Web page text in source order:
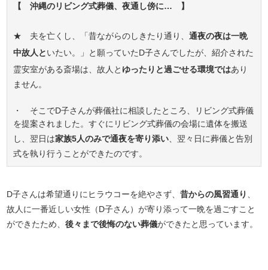
【 沖縄のリビング式葬儀、夜通し傍に… 】
★ 夫を亡くし、「昔ながらのしきたり通り、通夜の夜は一晩
中故人といたい。」と願っていたD子さんでしたが、紹介された
霊安室がある斎場は、故人と ゆったりと過ごせる環境ではあり
ません。
・ そこでD子さんが葬儀社に相談したところ、リビング式葬儀
を提案されました。すぐにリビング式葬儀の会場に遺体を搬送
し、翌日は家族5人のみで通夜を寄り添い 、翌々日に葬儀と告別
式を執り行うことができたのです。
D子さんは希望通りにヒラウコーを絶やさず、昔からの風習通り
故人に一番近しい女性（D子さん）が寄り添って一晩を過ごすこと
ができたため、後々まで後悔のない葬儀ができたと思っています。